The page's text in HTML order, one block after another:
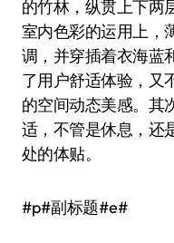
的竹林，纵贯上下两
室内色彩的运用上，
调，并穿插着衣海蓝
了用户舒适体验，又
的空间动态美感。其
适，不管是休息，还
处的体贴。
#p#副标题#e#